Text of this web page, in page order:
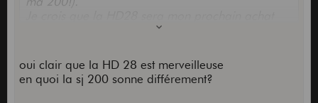
(en fait j'hésite encore avec la D41).
Donc pour moi, HD28 et J200, c'est différent.
oui clair que la HD 28 est merveilleuse
en quoi la sj 200 sonne différement?